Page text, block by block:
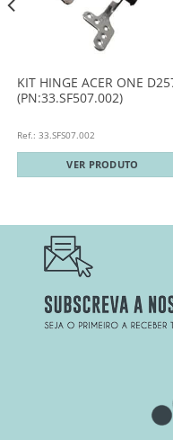
KIT HINGE ACER ONE
(PN:33.SF507.002)
Ref.: 33.SFS07.002
VER PRODUTO